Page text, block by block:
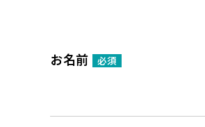
お名前 必須